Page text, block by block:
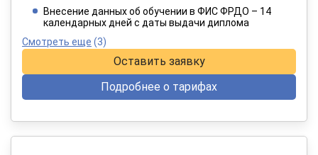
При оплате в рассрочку на 12 месяцев
Внесение данных об обучении в ФИС ФРДО – 14
календарных дней с даты выдачи диплома
Смотреть еще (3)
Оставить заявку
Подробнее о тарифах